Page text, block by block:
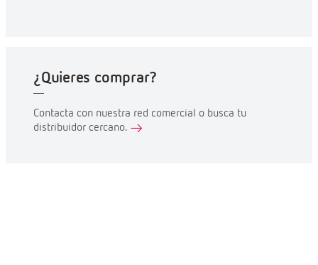
¿Quieres comprar?
Contacta con nuestra red comercial o busca tu
distribuidor cercano.